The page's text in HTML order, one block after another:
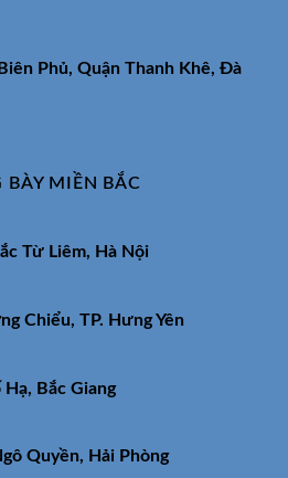
Phủ, Quận Thanh Khê, Đà
MIỀN BẮC
Từ Liêm, Hà Nội
Chiểu, TP. Hưng Yên
Bắc Giang
Quyền, Hải Phòng